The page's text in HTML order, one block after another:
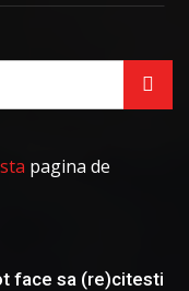
pagina de
face sa (re)citesti